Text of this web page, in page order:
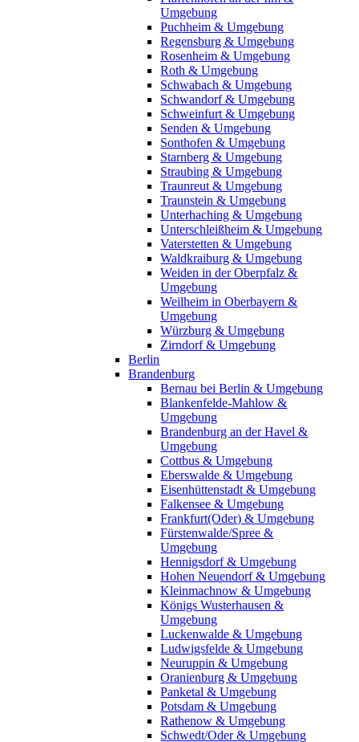
Umgebung
Puchheim & Umgebung
Regensburg & Umgebung
Rosenheim & Umgebung
Roth & Umgebung
Schwabach & Umgebung
Schwandorf & Umgebung
Schweinfurt & Umgebung
Senden & Umgebung
Sonthofen & Umgebung
Starnberg & Umgebung
Straubing & Umgebung
Traunreut & Umgebung
Traunstein & Umgebung
Unterhaching & Umgebung
Unterschleißheim & Umgebung
Vaterstetten & Umgebung
Waldkraiburg & Umgebung
Weiden in der Oberpfalz &
Umgebung
Weilheim in Oberbayern &
Umgebung
Würzburg & Umgebung
Zirndorf & Umgebung
Berlin
Brandenburg
Bernau bei Berlin & Umgebung
Blankenfelde-Mahlow &
Umgebung
Brandenburg an der Havel &
Umgebung
Cottbus & Umgebung
Eberswalde & Umgebung
Eisenhüttenstadt & Umgebung
Falkensee & Umgebung
Frankfurt(Oder) & Umgebung
Fürstenwalde/Spree &
Umgebung
Hennigsdorf & Umgebung
Hohen Neuendorf & Umgebung
Kleinmachnow & Umgebung
Königs Wusterhausen &
Umgebung
Luckenwalde & Umgebung
Ludwigsfelde & Umgebung
Neuruppin & Umgebung
Oranienburg & Umgebung
Panketal & Umgebung
Potsdam & Umgebung
Rathenow & Umgebung
Schwedt/Oder & Umgebung